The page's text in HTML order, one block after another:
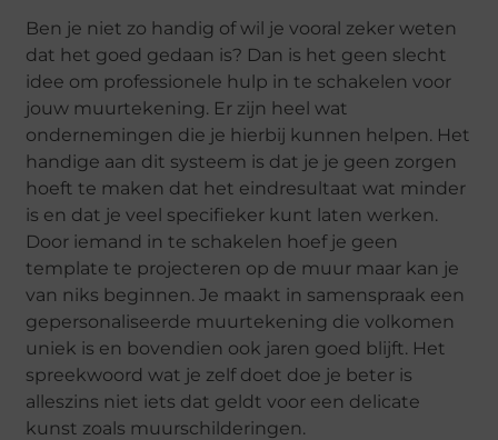
Ben je niet zo handig of wil je vooral zeker weten
dat het goed gedaan is? Dan is het geen slecht
idee om professionele hulp in te schakelen voor
jouw muurtekening. Er zijn heel wat
ondernemingen die je hierbij kunnen helpen. Het
handige aan dit systeem is dat je je geen zorgen
hoeft te maken dat het eindresultaat wat minder
is en dat je veel specifieker kunt laten werken.
Door iemand in te schakelen hoef je geen
template te projecteren op de muur maar kan je
van niks beginnen. Je maakt in samenspraak een
gepersonaliseerde muurtekening die volkomen
uniek is en bovendien ook jaren goed blijft. Het
spreekwoord wat je zelf doet doe je beter is
alleszins niet iets dat geldt voor een delicate
kunst zoals muurschilderingen.